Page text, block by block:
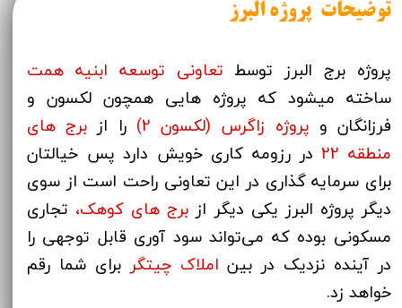
توضیحات پروژه البرز
پروژه برج البرز توسط تعاونی توسعه ابنیه همت
ساخته میشود که پروژه هایی همچون لکسون و
فرزانگان و پروژه زاگرس (لکسون 2) را از برج های
منطقه 22
در رزومه کاری خویش دارد پس خیالتان
برای سرمایه گذاری در این تعاونی راحت است از سوی
دیگر پروژه البرز یکی دیگر از برج های کوهک، تجاری
مسکونی بو​​​​​​​ده که می‌تواند سود آوری قابل توجهی را
در آینده نزدیک در بین املاک چیتگر برای شما رقم
خواهد زد.